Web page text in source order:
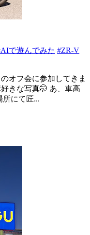
で遊んでみた #ZR-V
オフ会に参加してきま
きな写真🤭 あ、車高
にて匠...